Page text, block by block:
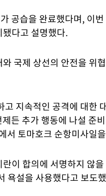
공습을 완료했다며, 이
다고 설명했다.
국제 상선의 안전을 위
고 지속적인 공격에 대한
든 추가 행동에 나설 준
서 토마호크 순항미사일
이 합의에 서명하지 않
욕설을 사용했다고 보도